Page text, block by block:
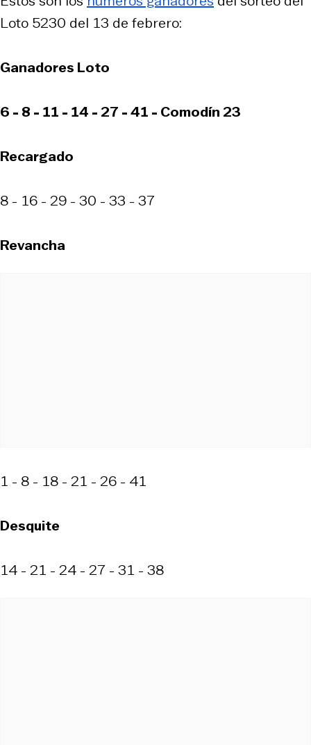
Loto 5230 del 13 de febrero:
Ganadores Loto
6 - 8 - 11 - 14 - 27 - 41 - Comodín 23
Recargado
8 - 16 - 29 - 30 - 33 - 37
Revancha
1 - 8 - 18 - 21 - 26 - 41
Desquite
14 - 21 - 24 - 27 - 31 - 38